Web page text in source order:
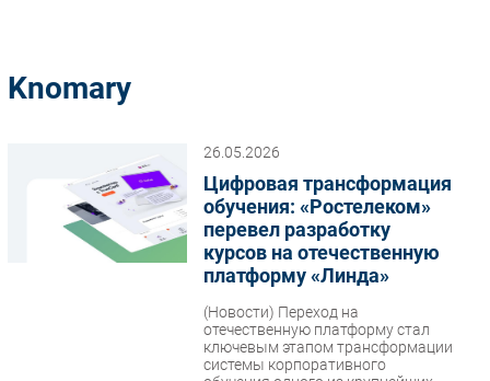
Импорто­замещение
Автоматизация Промышленности
Мобильная связь
Фиксированная связь
Интеграция
Рынок ПК
Knomary
26.05.2026
Цифровая трансформация
обучения: «Ростелеком»
перевел разработку
курсов на отечественную
платформу «Линда»
(Новости) Переход на
отечественную платформу стал
ключевым этапом трансформации
системы корпоративного